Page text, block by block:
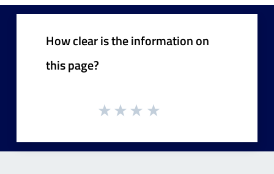
How clear is the information on
this page?